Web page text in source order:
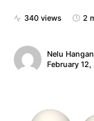
340 views 2
Nelu
February 12,